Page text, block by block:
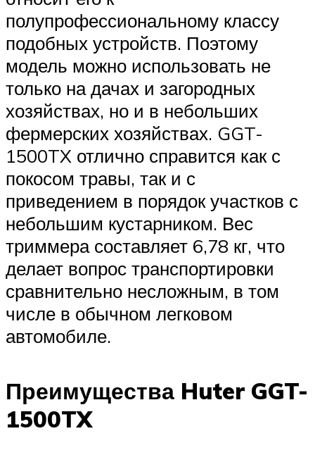
полупрофессиональному классу
подобных устройств. Поэтому
модель можно использовать не
только на дачах и загородных
хозяйствах, но и в небольших
фермерских хозяйствах. GGT-
1500TX отлично справится как с
покосом травы, так и с
приведением в порядок участков с
небольшим кустарником. Вес
триммера составляет 6,78 кг, что
делает вопрос транспортировки
сравнительно несложным, в том
числе в обычном легковом
автомобиле.
Преимущества Huter GGT-
1500TX